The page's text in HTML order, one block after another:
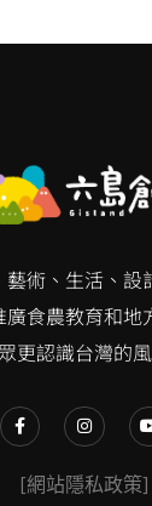
術、生活、設
食農教育和地
更認識台灣的
[網站隱私政策]